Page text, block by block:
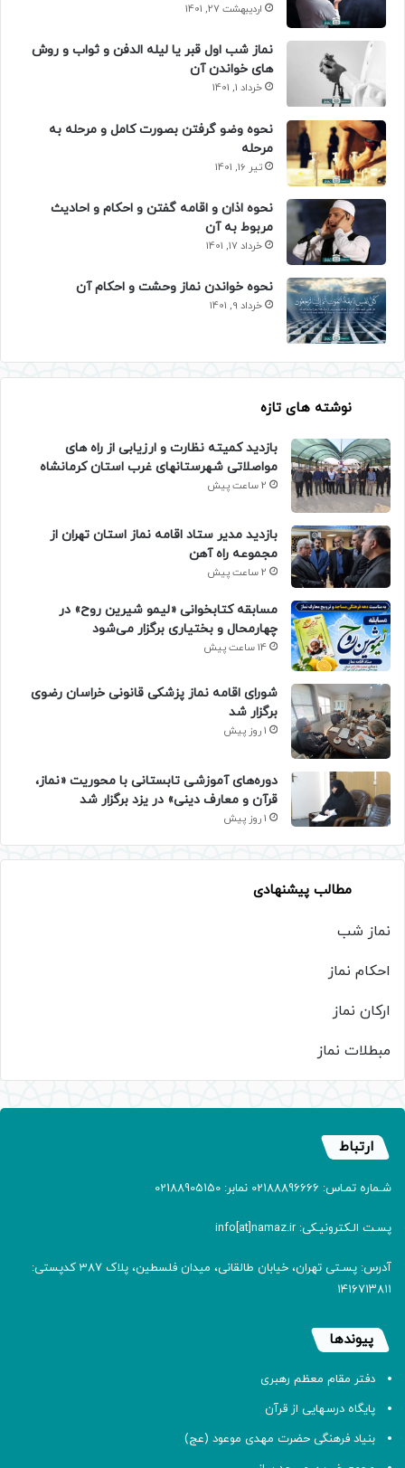
اردیبهشت 27, 1401
نماز شب اول قبر یا لیله الدفن و ثواب و روش
های خواندن آن
خرداد 1, 1401
نحوه وضو گرفتن بصورت کامل و مرحله به
مرحله
تیر 16, 1401
نحوه اذان و اقامه گفتن و احکام و احادیث
مربوط به آن
خرداد 17, 1401
نحوه خواندن نماز وحشت و احکام آن
خرداد 9, 1401
نوشته های تازه
بازدید کمیته نظارت و ارزیابی از راه های
مواصلاتی شهرستانهای غرب استان کرمانشاه
2 ساعت پیش
بازدید مدیر ستاد اقامه نماز استان تهران از
مجموعه راه آهن
2 ساعت پیش
مسابقه کتابخوانی «لیمو شیرین روح» در
چهارمحال و بختیاری برگزار می‌شود
14 ساعت پیش
شورای اقامه نماز پزشکی قانونی خراسان رضوی
برگزار شد
1 روز پیش
دوره‌های آموزشی تابستانی با محوریت «نماز،
قرآن و معارف دینی» در یزد برگزار شد
1 روز پیش
مطالب پیشنهادی
نماز شب
احکام نماز
ارکان نماز
مبطلات نماز
ارتباط
شـماره تمـاس: 02188896666 نمابر: 02188905150
پسـت الـکترونیـکی: info[at]namaz.ir
آدرس: پسـتی تهران، خیابان طالقانی، میدان فلسطین، پلاک 387 کدپستی:
۱۴۱۶۷۱۳۸۱۱
پیوندها
دفتر مقام معظم رهبری
پایگاه درسهایی از قرآن
بنیاد فرهنگی حضرت مهدی موعود (عج)